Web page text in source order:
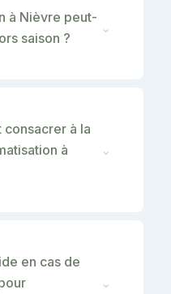
à Nièvre peut-
saison ?
⌄
à la
à
⌄
en cas de
⌄